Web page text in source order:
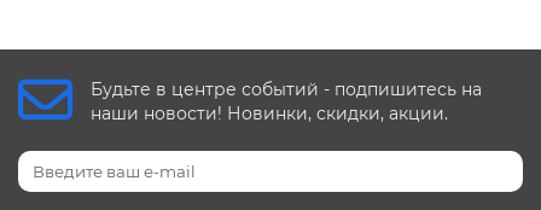
Будьте в центре событий - подпишитесь на
наши новости! Новинки, скидки, акции.